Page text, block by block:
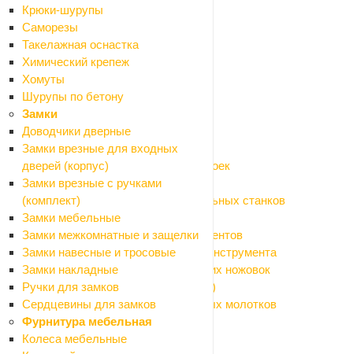
Крюки-шурупы
Саморезы
Такелажная оснастка
Химический крепеж
Хомуты
Шурупы по бетону
Замки
Доводчики дверные
Замки врезные для входных
дверей (корпус)
Замки врезные с ручками
(комплект)
Замки мебельные
Замки межкомнатные и защелки
Замки навесные и тросовые
Замки накладные
Ручки для замков
Сердцевины для замков
Фурнитура мебельная
Колеса мебельные
Кусторезы
Мойки высокого давления
Мотоприводы
Опрыскиватели
Пилы цепные
Расходные материалы и оснастка
Назад
Расходные материалы и оснастка
Аккумуляторы, зарядные устройства
Аксессуары и моющие средства для моек
Биты, насадки на шуруповерт
Оснастка для болгарки (УШМ) и точильных станков
Оснастка для дрелей и граверов
Оснастка для измерительных инструментов
Оснастка для клеящего и крепежного инструмента
Оснастка для лобзиков и электрических ножовок
Оснастка для мультитула (реноватора)
Оснастка для перфораторов и отбойных молотков
Оснастка для пил дисковых
Оснастка для пылесосов